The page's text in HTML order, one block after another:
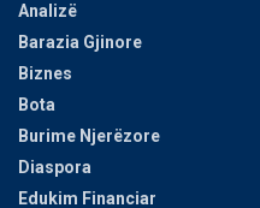
Analizë
Barazia Gjinore
Biznes
Bota
Burime Njerëzore
Diaspora
Edukim Financiar